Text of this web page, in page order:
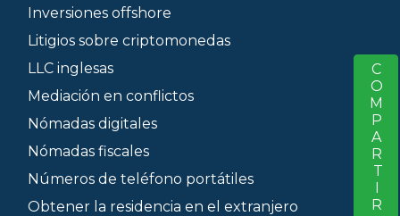
COMPARTIR
Inversiones offshore
Litigios sobre criptomonedas
LLC inglesas
Mediación en conflictos
Nómadas digitales
Nómadas fiscales
Números de teléfono portátiles
Obtener la residencia en el extranjero